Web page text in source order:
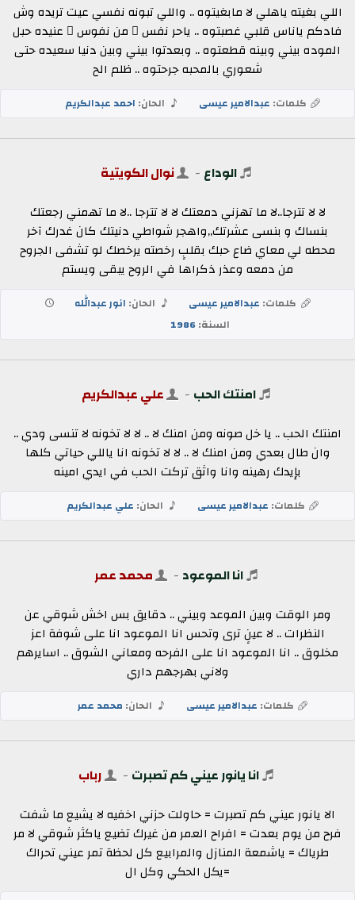
اللي بغيته ياهلي لا مابغيتوه .. واللي تبونه نفسي عيت تريده وش
فادكم ياناس قلبي غصبتوه .. ياحر نفس ٍ من نفوس ٍ عنيده حبل
الموده بيني وبينه قطعتوه .. وبعدتوا بيني وبين دنيا سعيده حتى
شعوري بالمحبه جرحتوه .. ظلم الح
كلمات: عبدالامير عيسى الحان: احمد عبدالكريم
الوداع - نوال الكويتية
لا لا تترجا..لا ما تهزني دمعتك لا لا تترجا ..لا ما تهمني رجعتك
بنساك و بنسى عشرتك,,واهجر شواطي دنيتك كان غدرك آخر
محطه لي معاي ضاع حبك بقلبٍ رخصته يرخصك لو تشفى الجروح
من دمعه وعذر ذكراها في الروح يبقى ويستم
كلمات: عبدالامير عيسى الحان: انور عبدالله
السنة:1986
امنتك الحب - علي عبدالكريم
امنتك الحب .. يا خل صونه ومن امنك لا .. لا لا تخونه لا تنسى ودي ..
وان طال بعدي ومن امنك لا .. لا لا تخونه انا ياللي حياتي كلها
بإيدك رهينه وانا واثق تركت الحب في ايدي امينه
كلمات: عبدالامير عيسى الحان: علي عبدالكريم
انا الموعود - محمد عمر
ومر الوقت وبين الموعد وبيني .. دقايق بس اخش شوقي عن
النظرات .. لا عينٍ ترى وتحس انا الموعود انا على شوفة اعز
مخلوق .. انا الموعود انا على الفرحه ومعاني الشوق .. اسايرهم
ولاني بهرجهم داري
كلمات: عبدالامير عيسى الحان: محمد عمر
انا يانور عيني كم تصبرت - رباب
الا يانور عيني كم تصبرت = حاولت حزني اخفيه لا يشيع ما شفت
فرح من يوم بعدت = افراح العمر من غيرك تضيع ياكثر شوقي لا مر
طرياك = ياشمعة المنازل والمرابيع كل لحظة تمر عيني تحراك
=يكل الحكي وكل ال